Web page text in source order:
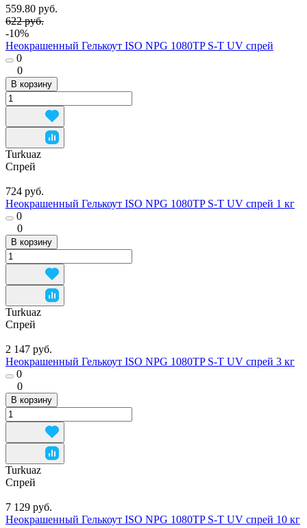
559.80 руб.
622 руб.
-10%
Неокрашенный Гелькоут ISO NPG 1080TP S-T UV спрей
0
0
В корзину
Turkuaz
Спрей
724 руб.
Неокрашенный Гелькоут ISO NPG 1080TP S-T UV спрей 1 кг
0
0
В корзину
Turkuaz
Спрей
2 147 руб.
Неокрашенный Гелькоут ISO NPG 1080TP S-T UV спрей 3 кг
0
0
В корзину
Turkuaz
Спрей
7 129 руб.
Неокрашенный Гелькоут ISO NPG 1080TP S-T UV спрей 10 кг